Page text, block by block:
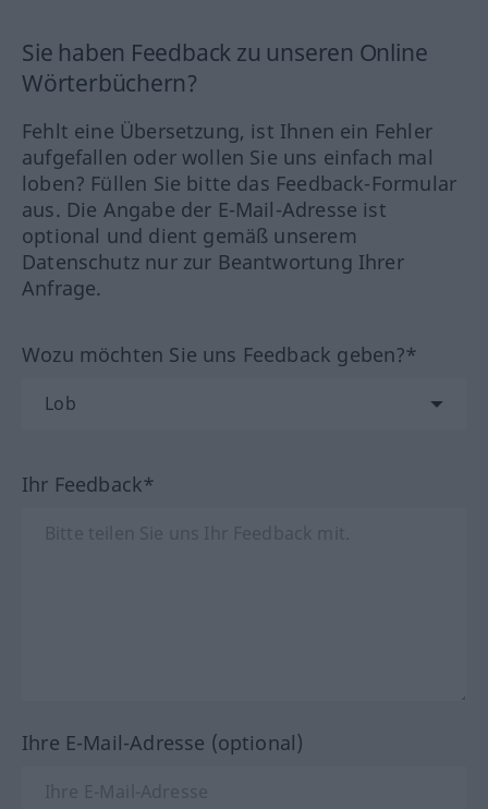
Sie haben Feedback zu unseren Online
Wörterbüchern?
Fehlt eine Übersetzung, ist Ihnen ein Fehler
aufgefallen oder wollen Sie uns einfach mal
loben? Füllen Sie bitte das Feedback-Formular
aus. Die Angabe der E-Mail-Adresse ist
optional und dient gemäß unserem
Datenschutz nur zur Beantwortung Ihrer
Anfrage.
Wozu möchten Sie uns Feedback geben?*
Ihr Feedback*
Ihre E-Mail-Adresse (optional)